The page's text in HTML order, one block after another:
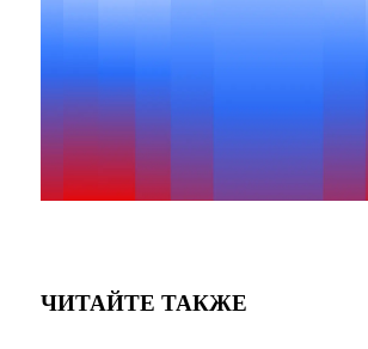
ЧИТАЙТЕ ТАКЖЕ